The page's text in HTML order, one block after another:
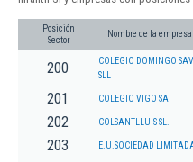
Posición
Sector
Nombre de la empresa
200
COLEGIO DOMINGO
SLL
201 COLEGIO VIGO SA
202 COLSANTLLUIS SL.
203 E.U.SOCIEDAD